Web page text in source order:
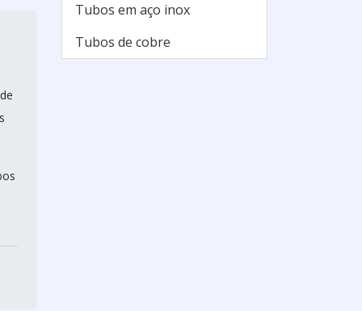
Tubos em aço inox
Tubos de cobre